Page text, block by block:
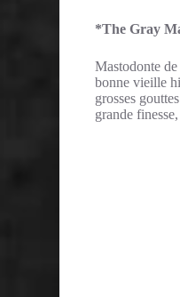
*The Gray
Mastodonte
bonne vieille
grosses
grande